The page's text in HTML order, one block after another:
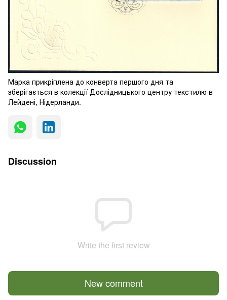
Марка прикріплена до конверта першого дня та
зберігається в колекції Дослідницького центру текстилю в
Лейдені, Нідерланди.
Discussion
Write the first review
New comment